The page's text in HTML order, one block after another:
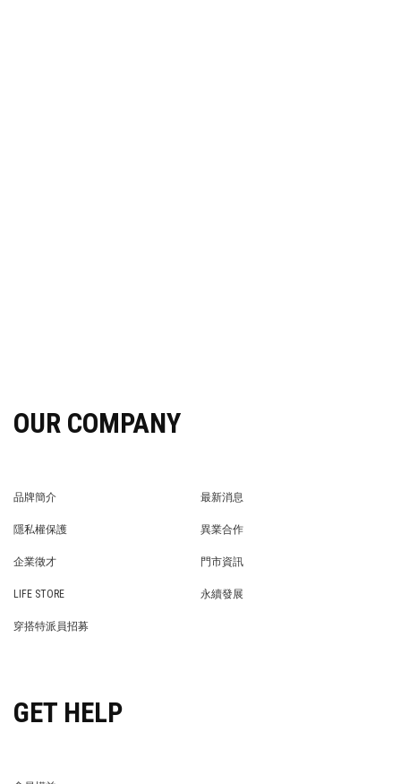
OUR COMPANY
品牌簡介
最新消息
隱私權保護
異業合作
企業徵才
門市資訊
LIFE STORE
永續發展
穿搭特派員招募
GET HELP